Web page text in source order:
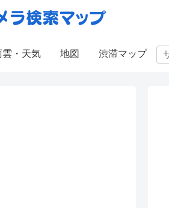
雲・天気 地図 渋滞マップ